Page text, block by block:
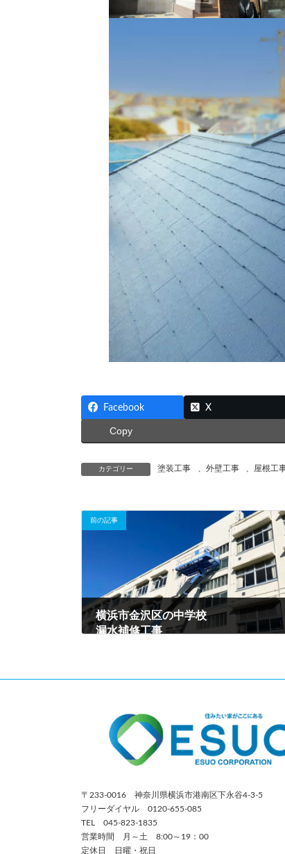
Facebook X
Copy
カテゴリー 塗装工事 外壁工事 屋根工
前の記事
横浜市金沢区の中学校
漏水補修工事
〒233-0016 神奈川県横浜市港南区下永谷4-3-5
フリーダイヤル 0120-655-085
TEL 045-823-1835
営業時間 月～土 8:00～19：00
定休日 日曜・祝日